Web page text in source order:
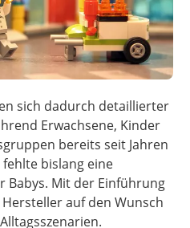
sich dadurch detaillierter
Erwachsene, Kinder
bereits seit Jahren
bislang eine
Babys. Mit der Einführung
auf den Wunsch